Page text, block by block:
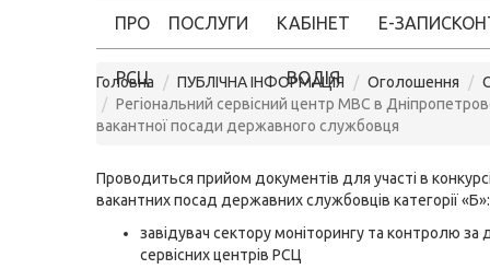
ПРО
РСЦ
ПОСЛУГИ КАБІНЕТ
ВОДІЯ
Е-ЗАПИС
Головна ПУБЛІЧНА ІНФОРМАЦІЯ Оголошення
Регіональний сервісний центр МВС в
вакантної посади державного службовця
Проводиться прийом документів для участі в
вакантних посад державних службовців категорії «Б»:
завідувач сектору моніторингу та контролю за
сервісних центрів РСЦ